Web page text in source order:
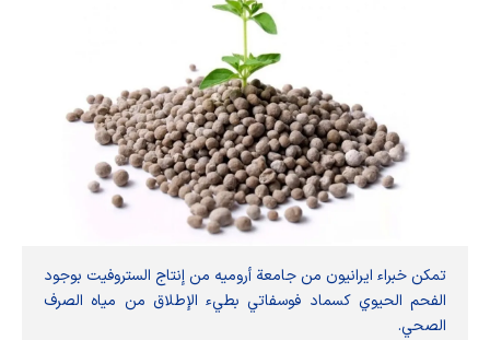
تمكن خبراء ايرانيون من جامعة أروميه من إنتاج الستروفيت بوجود
الفحم الحيوي كسماد فوسفاتي بطيء الإطلاق من مياه الصرف
الصحي.